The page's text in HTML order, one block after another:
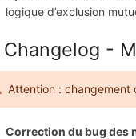
logique d’exclusion
Changelog -
Attention : changement
Correction du bug des